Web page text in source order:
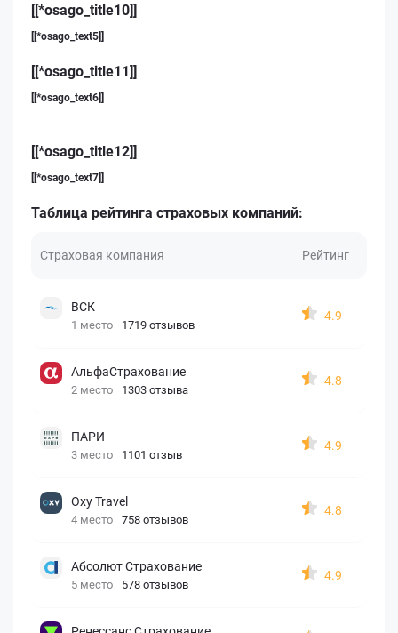
[[*osago_title10]]
[[*osago_text5]]
[[*osago_title11]]
[[*osago_text6]]
[[*osago_title12]]
[[*osago_text7]]
Таблица рейтинга страховых компаний:
Страховая компания Рейтинг
ВСК
1 место 1719 отзывов
4.9
АльфаСтрахование
2 место 1303 отзыва
4.8
ПАРИ
3 место 1101 отзыв
4.9
Oxy Travel
4 место 758 отзывов
4.8
Абсолют Страхование
5 место 578 отзывов
4.9